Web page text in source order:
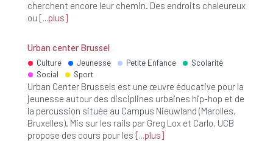
cherchent encore leur chemin. Des endroits chaleureux
ou
plus
Urban center Brussel
Culture Jeunesse Petite Enfance
Scolarité
Social
Sport
Urban Center Brussels est une œuvre éducative pour la
jeunesse autour des disciplines urbaines hip-hop et de
la percussion située au Campus Nieuwland (Marolles,
Bruxelles). Mis sur les rails par Greg Lox et Carlo, UCB
propose des cours pour les
plus